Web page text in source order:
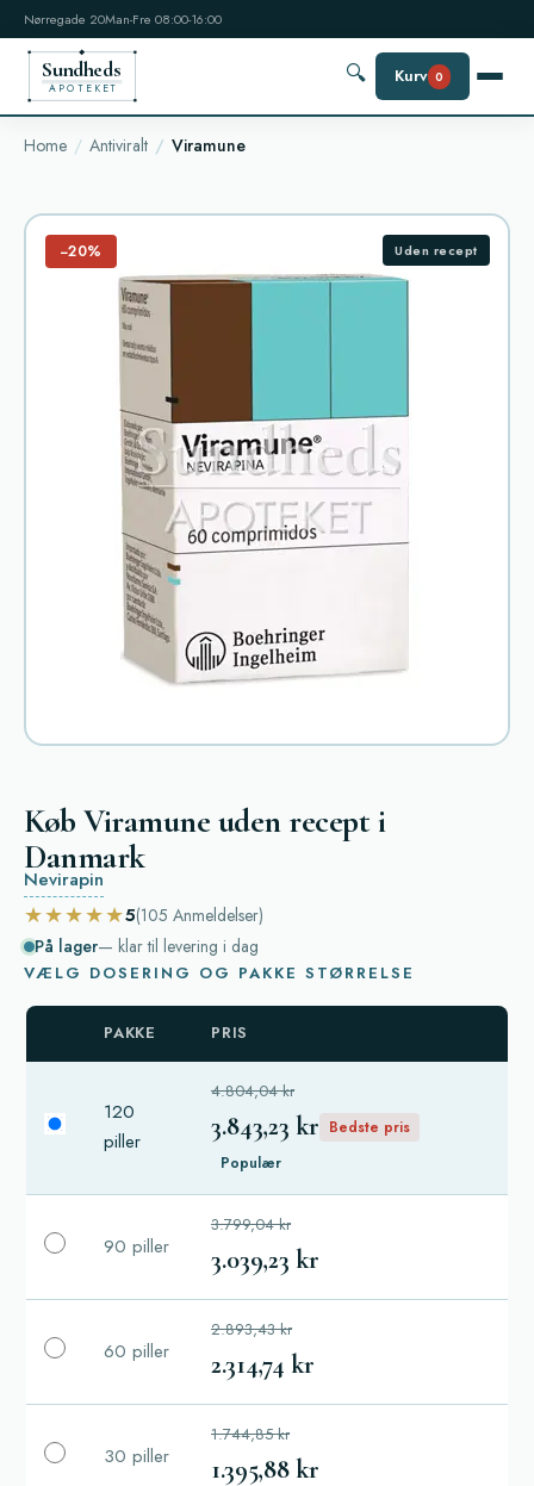
Nørregade 20Man-Fre 08:00-16:00
Sundheds
APOTEKET
🔍 Kurv 0
Home Antiviralt Viramune
−20% Uden recept
Køb Viramune uden recept i
Danmark
Nevirapin
★★★★★5(105 Anmeldelser)
På lager— klar til levering i dag
VÆLG DOSERING OG PAKKE STØRRELSE
PAKKE PRIS
120
piller
4.804,04 kr
3.843,23 kr Bedste pris
Populær
90 piller
3.799,04 kr
3.039,23 kr
60 piller
2.893,43 kr
2.314,74 kr
30 piller
1.744,85 kr
1.395,88 kr